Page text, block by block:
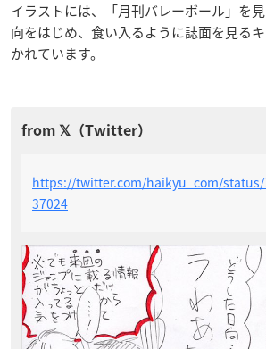
イラストには、「月刊バレーボール」を
向をはじめ、食い入るように誌面を見る
かれています。
https://twitter.com/haikyu_com/status/
37024